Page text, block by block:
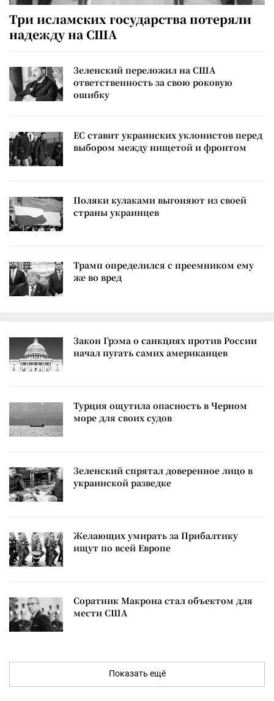
Три исламских государства потеряли
надежду на США
Зеленский переложил на США
ответственность за свою роковую
ошибку
ЕС ставит украинских уклонистов перед
выбором между нищетой и фронтом
Поляки кулаками выгоняют из своей
страны украинцев
Трамп определился с преемником ему
же во вред
Закон Грэма о санкциях против России
начал пугать самих американцев
Турция ощутила опасность в Черном
море для своих судов
Зеленский спрятал доверенное лицо в
украинской разведке
Желающих умирать за Прибалтику
ищут по всей Европе
Соратник Макрона стал объектом для
мести США
Показать ещё